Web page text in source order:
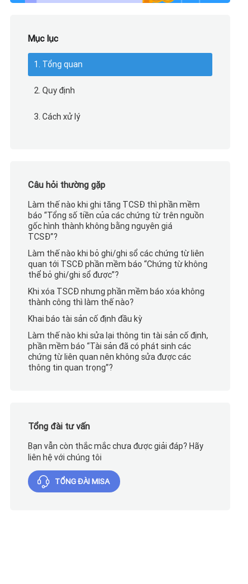
Mục lục
1. Tổng quan
2. Quy định
3. Cách xử lý
Câu hỏi thường gặp
Làm thế nào khi ghi tăng TCSĐ thì phần mềm
báo “Tổng số tiền của các chứng từ trên nguồn
gốc hình thành không bằng nguyên giá
TCSĐ”?
Làm thế nào khi bỏ ghi/ghi sổ các chứng từ liên
quan tới TSCĐ phần mềm báo “Chứng từ không
thể bỏ ghi/ghi sổ được”?
Khi xóa TSCĐ nhưng phần mềm báo xóa không
thành công thì làm thế nào?
Khai báo tài sản cố định đầu kỳ
Làm thế nào khi sửa lại thông tin tài sản cố định,
phần mềm báo “Tài sản đã có phát sinh các
chứng từ liên quan nên không sửa được các
thông tin quan trọng”?
Tổng đài tư vấn
Bạn vẫn còn thắc mắc chưa được giải đáp? Hãy
liên hệ với chúng tôi
TỔNG ĐÀI MISA